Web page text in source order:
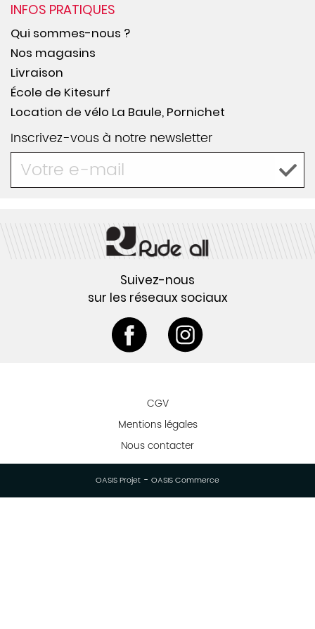
INFOS PRATIQUES
Qui sommes-nous ?
Nos magasins
Livraison
École de Kitesurf
Location de vélo La Baule, Pornichet
Inscrivez-vous à notre newsletter
Suivez-nous
sur les réseaux sociaux
CGV
Mentions légales
Nous contacter
OASIS Projet - OASIS Commerce